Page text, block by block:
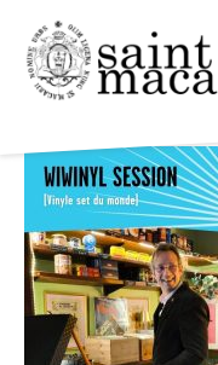
Votre mairie
A la découverte
Vie commune
Cadre de vie